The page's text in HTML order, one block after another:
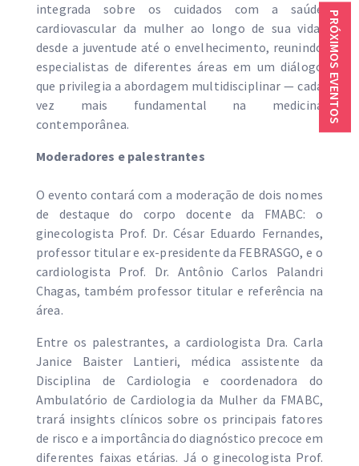
integrada sobre os cuidados com a saúde
cardiovascular da mulher ao longo de sua vida,
desde a juventude até o envelhecimento, reunindo
especialistas de diferentes áreas em um diálogo
que privilegia a abordagem multidisciplinar — cada
vez mais fundamental na medicina
contemporânea.
Moderadores e palestrantes
O evento contará com a moderação de dois nomes
de destaque do corpo docente da FMABC: o
ginecologista Prof. Dr. César Eduardo Fernandes,
professor titular e ex-presidente da FEBRASGO, e o
cardiologista Prof. Dr. Antônio Carlos Palandri
Chagas, também professor titular e referência na
área.
Entre os palestrantes, a cardiologista Dra. Carla
Janice Baister Lantieri, médica assistente da
Disciplina de Cardiologia e coordenadora do
Ambulatório de Cardiologia da Mulher da FMABC,
trará insights clínicos sobre os principais fatores
de risco e a importância do diagnóstico precoce em
diferentes faixas etárias. Já o ginecologista Prof.
PRÓXIMOS EVENTOS